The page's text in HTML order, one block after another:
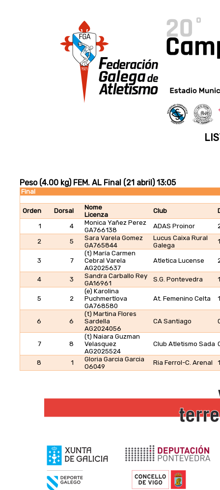
Final
Orden Dorsal
Nome
Licenza
Club
1 4
Monica Yañez Perez
GA766138
ADAS Proinor
2 5
Sara Varela Gomez
GA765844
Lucus Caixa Rural
Galega
3 7
(t) María Carmen
Cebral Varela
AG2025637
Atletica Lucense
4 3
Sandra Carballo Rey
GA16961
S.G. Pontevedra
5 2
(e) Karolina
Puchmertlova
GA768580
At. Femenino Celta
6 6
(t) Martina Flores
Sardella
AG2024056
CA Santiago
7 8
(t) Naiara Guzman
Velasquez
AG2025524
Club Atletismo Sada
8 1
Gloria Garcia Garcia
O6049
Ria Ferrol-C. Arenal
Peso (4.00 kg) FEM. AL Final (21 abril) 13:05